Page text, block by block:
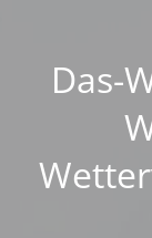
Das-